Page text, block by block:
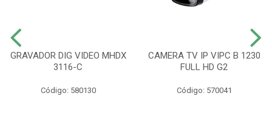
GRAVADOR DIG VIDEO MHDX
3116-C
Código: 580130
CAMERA TV IP VIPC B 1230
FULL HD G2
Código: 570041